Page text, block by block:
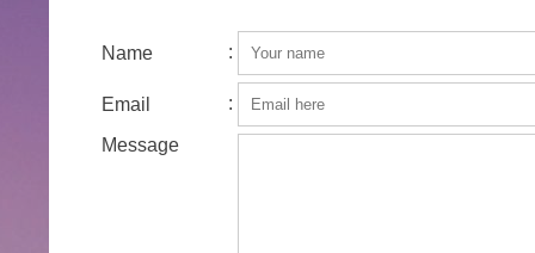
Name :
Email :
Message